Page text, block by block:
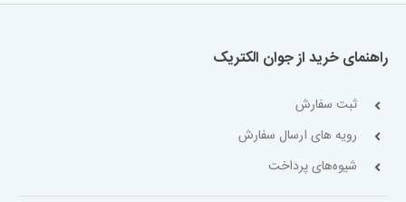
راهنمای خرید از جوان الکتریک
ثبت سفارش
رویه های ارسال سفارش
شیوه‌های پرداخت